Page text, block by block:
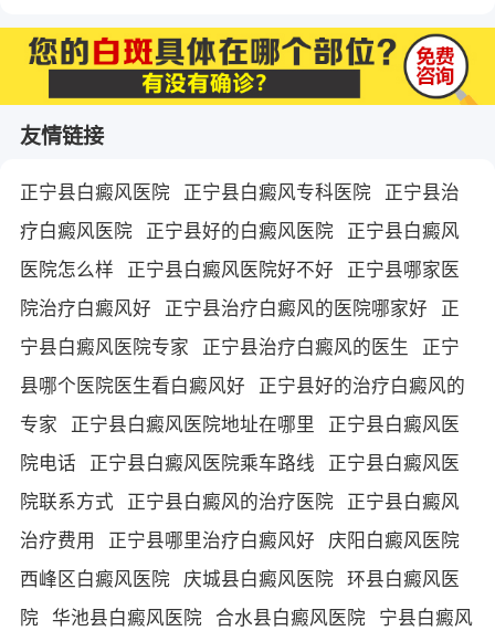
友情链接
正宁县白癜风医院 正宁县白癜风专科医院 正宁县治
疗白癜风医院 正宁县好的白癜风医院 正宁县白癜风
医院怎么样 正宁县白癜风医院好不好 正宁县哪家医
院治疗白癜风好 正宁县治疗白癜风的医院哪家好 正
宁县白癜风医院专家 正宁县治疗白癜风的医生
正宁
县哪个医院医生看白癜风好 正宁县好的治疗白癜风的
专家 正宁县白癜风医院地址在哪里
正宁县白癜风医
院电话 正宁县白癜风医院乘车路线 正宁县白癜风医
院联系方式 正宁县白癜风的治疗医院 正宁县白癜风
治疗费用
正宁县哪里治疗白癜风好 庆阳白癜风医院
西峰区白癜风医院 庆城县白癜风医院 环县白癜风医
院 华池县白癜风医院 合水县白癜风医院 宁县白癜风